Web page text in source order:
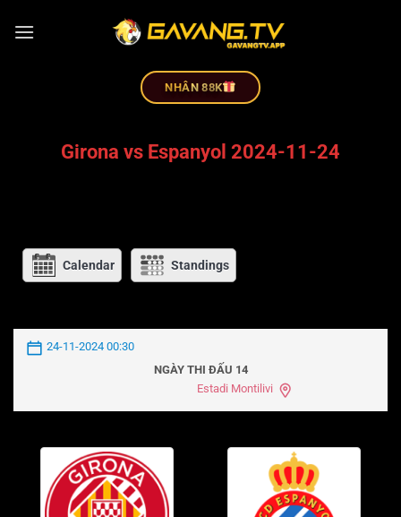
NHÂN 88K
Girona vs Espanyol 2024-11-24
Calendar Standings
24-11-2024 00:30
NGÀY THI ĐẤU 14
Estadi Montilivi